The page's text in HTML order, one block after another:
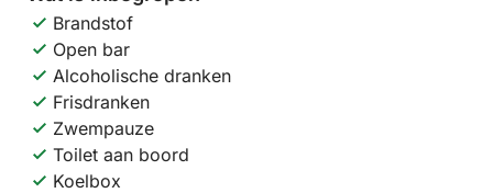
Brandstof
Open bar
Alcoholische dranken
Frisdranken
Zwempauze
Toilet aan boord
Koelbox